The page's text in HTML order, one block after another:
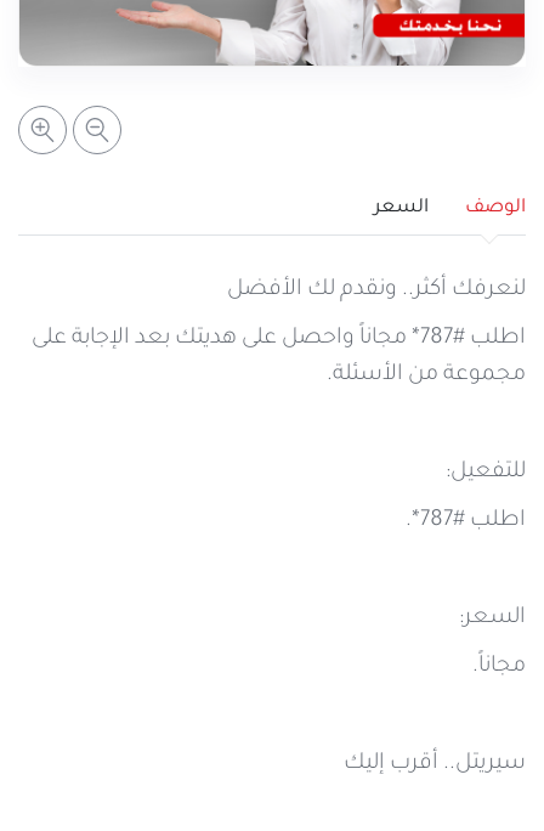
خدمات التعبئة والرصيد
عرض المزيد
تفاصيل الخدمة
اتصل بنا
شبكة التوزيع
الإجراءات
الوصف السعر
لنعرفك أكثر.. ونقدم لك الأفضل
اطلب #787* مجاناً واحصل على هديتك بعد الإجابة على
مجموعة من الأسئلة.
للتفعيل:
اطلب #787*.
السعر:
مجاناً.
سيريتل.. أقرب إليك